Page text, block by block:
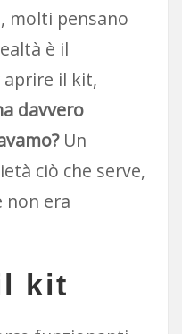
molti pensano
è il
il kit,
davvero
Un
ciò che serve,
non era
kit